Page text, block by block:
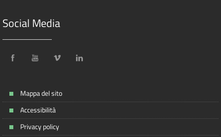
Social Media
Mappa del sito
Accessibilità
Privacy policy